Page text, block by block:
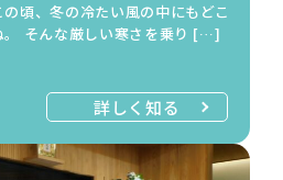
頃、冬の冷たい風の中にもどこ
。 そんな厳しい寒さを乗り […]
詳しく知る